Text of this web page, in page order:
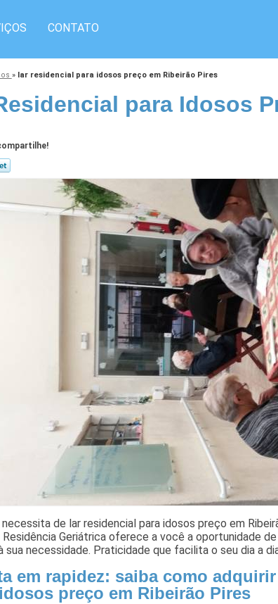
CONTATO
» lar residencial para idosos preço em Ribeirão Pires
para Idosos
de lar residencial para idosos preço em
Residência Geriátrica oferece a você a oportunidade
sua necessidade. Praticidade que facilita o seu dia a
em rapidez: saiba como
preço em Ribeirão Pires